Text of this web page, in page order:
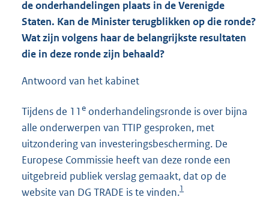
de onderhandelingen plaats in de Verenigde
Staten. Kan de Minister terugblikken op die ronde?
Wat zijn volgens haar de belangrijkste resultaten
die in deze ronde zijn behaald?
Antwoord van het kabinet
Tijdens de 11 e onderhandelingsronde is over bijna
alle onderwerpen van TTIP gesproken, met
uitzondering van investeringsbescherming. De
Europese Commissie heeft van deze ronde een
uitgebreid publiek verslag gemaakt, dat op de
website van DG TRADE is te vinden.1